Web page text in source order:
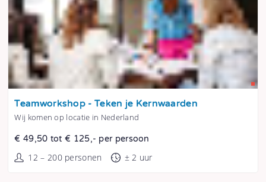
Tonen
Teamworkshop - Teken je Kernwaarden
Wij komen op locatie in Nederland
€ 49,50 tot € 125,- per persoon
12 – 200 personen ± 2 uur